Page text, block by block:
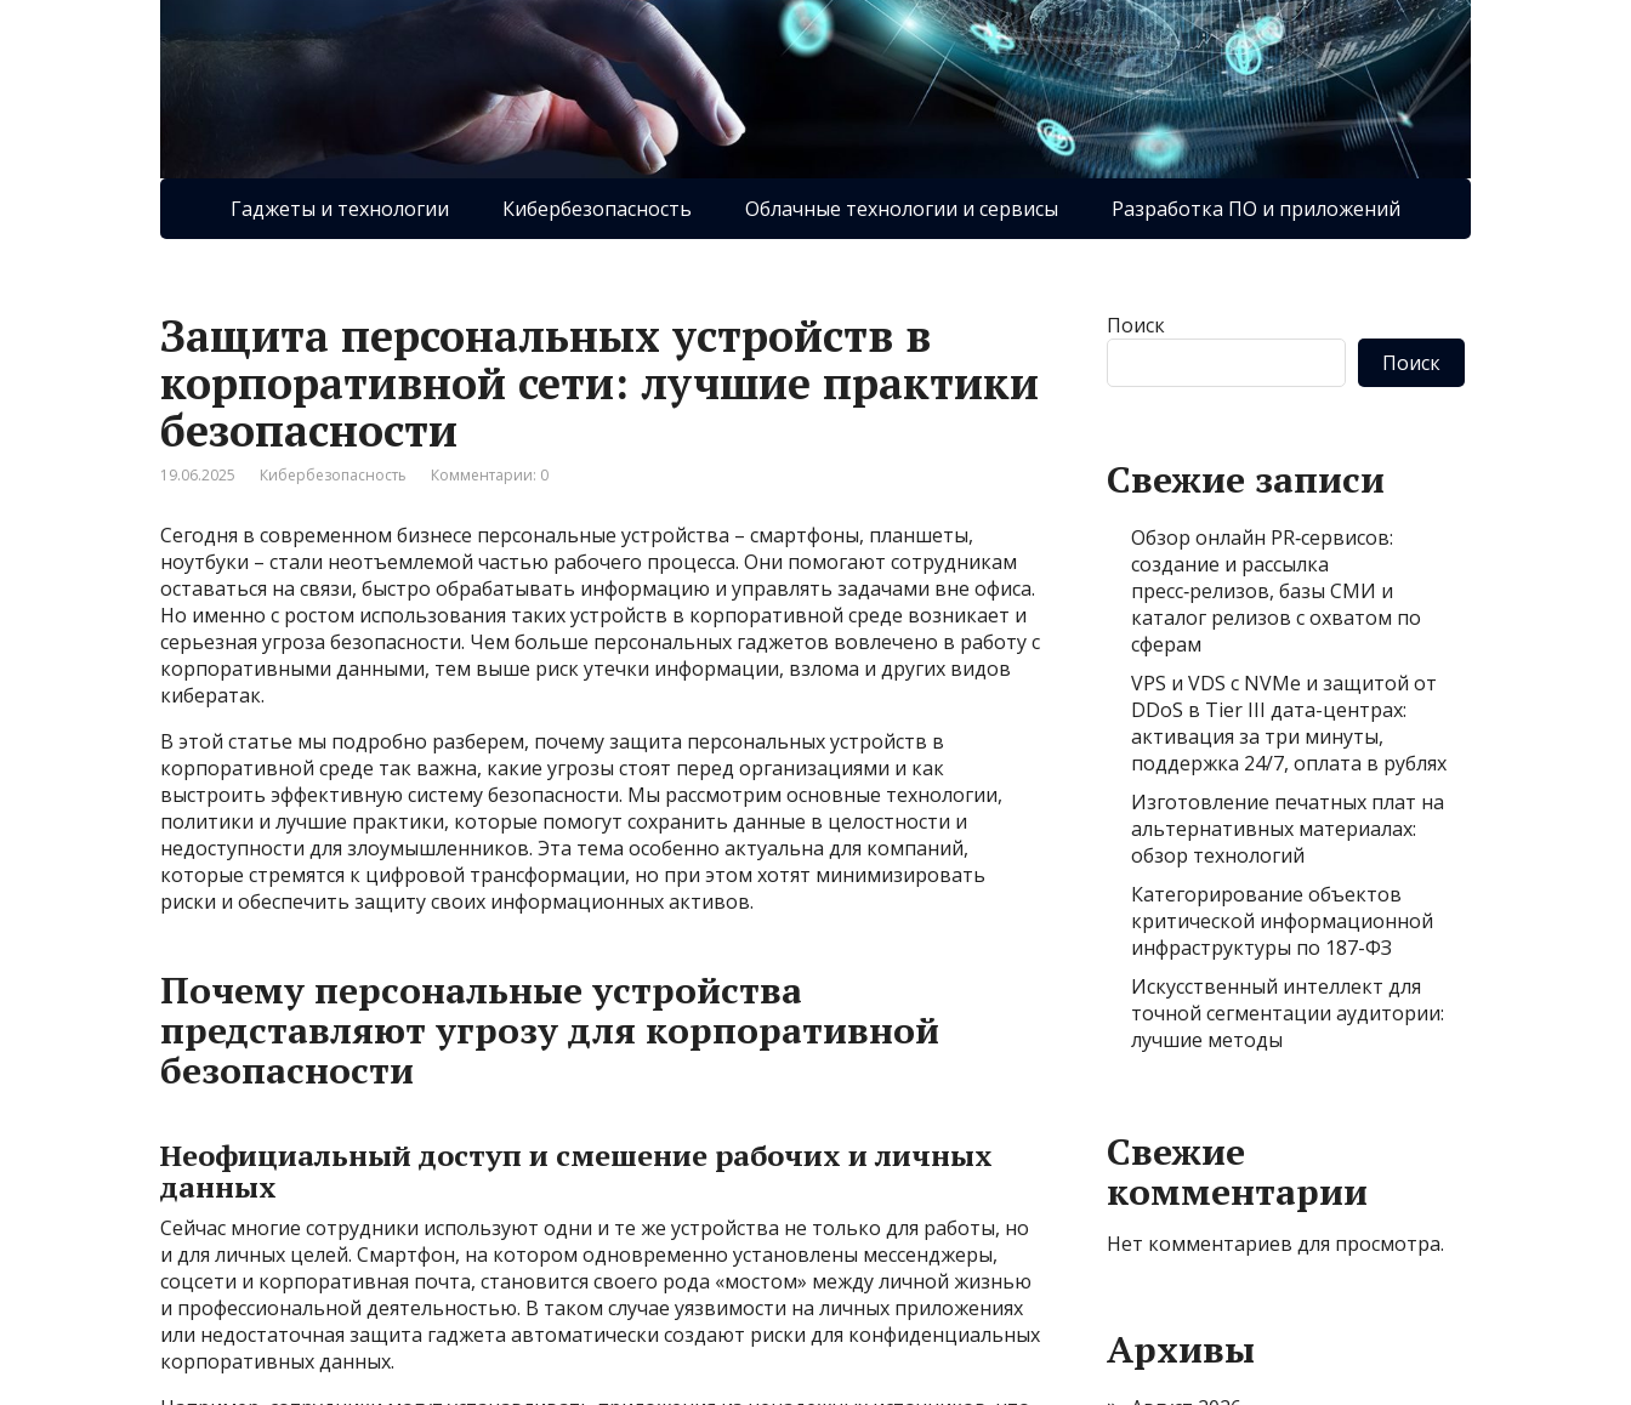
Гаджеты и технологии Кибербезопасность Облачные технологии и сервисы Разработка ПО и приложений
Защита персональных устройств в
корпоративной сети: лучшие практики
безопасности
19.06.2025 Кибербезопасность Комментарии: 0
Сегодня в современном бизнесе персональные устройства – смартфоны, планшеты,
ноутбуки – стали неотъемлемой частью рабочего процесса. Они помогают сотрудникам
оставаться на связи, быстро обрабатывать информацию и управлять задачами вне офиса.
Но именно с ростом использования таких устройств в корпоративной среде возникает и
серьезная угроза безопасности. Чем больше персональных гаджетов вовлечено в работу с
корпоративными данными, тем выше риск утечки информации, взлома и других видов
кибератак.
В этой статье мы подробно разберем, почему защита персональных устройств в
корпоративной среде так важна, какие угрозы стоят перед организациями и как
выстроить эффективную систему безопасности. Мы рассмотрим основные технологии,
политики и лучшие практики, которые помогут сохранить данные в целостности и
недоступности для злоумышленников. Эта тема особенно актуальна для компаний,
которые стремятся к цифровой трансформации, но при этом хотят минимизировать
риски и обеспечить защиту своих информационных активов.
Почему персональные устройства
представляют угрозу для корпоративной
безопасности
Неофициальный доступ и смешение рабочих и личных
данных
Сейчас многие сотрудники используют одни и те же устройства не только для работы, но
и для личных целей. Смартфон, на котором одновременно установлены мессенджеры,
соцсети и корпоративная почта, становится своего рода «мостом» между личной жизнью
и профессиональной деятельностью. В таком случае уязвимости на личных приложениях
или недостаточная защита гаджета автоматически создают риски для конфиденциальных
корпоративных данных.
Поиск
Поиск
Свежие записи
Обзор онлайн PR‑сервисов:
создание и рассылка
пресс‑релизов, базы СМИ и
каталог релизов с охватом по
сферам
VPS и VDS с NVMe и защитой от
DDoS в Tier III дата-центрах:
активация за три минуты,
поддержка 24/7, оплата в рублях
Изготовление печатных плат на
альтернативных материалах:
обзор технологий
Категорирование объектов
критической информационной
инфраструктуры по 187-ФЗ
Искусственный интеллект для
точной сегментации аудитории:
лучшие методы
Свежие
комментарии
Нет комментариев для просмотра.
Архивы